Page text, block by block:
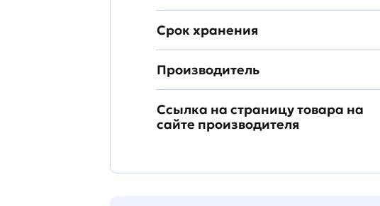
Срок хранения
Производитель
Ссылка на страницу товара на
сайте производителя